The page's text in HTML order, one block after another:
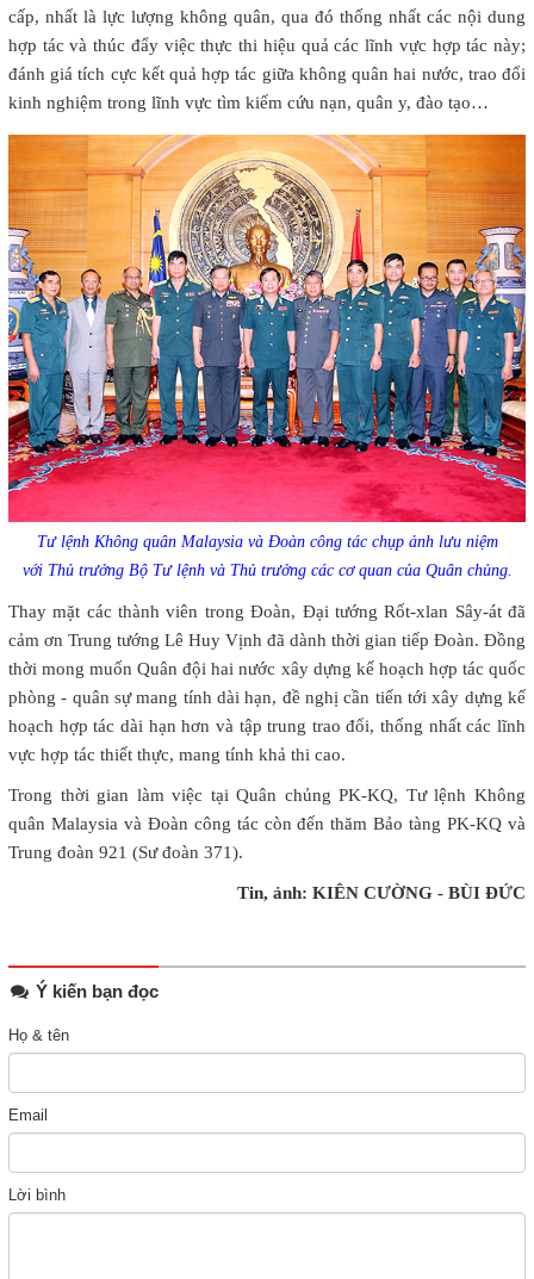
cấp, nhất là lực lượng không quân, qua đó thống nhất các nội dung
hợp tác và thúc đẩy việc thực thi hiệu quả các lĩnh vực hợp tác này;
đánh giá tích cực kết quả hợp tác giữa không quân hai nước, trao đổi
kinh nghiệm trong lĩnh vực tìm kiếm cứu nạn, quân y, đào tạo…
Tư lệnh Không quân Malaysia và Đoàn công tác chụp ảnh lưu niệm
với Thủ trưởng Bộ Tư lệnh và Thủ trưởng các cơ quan của Quân chủng.
Thay mặt các thành viên trong Đoàn, Đại tướng Rốt-xlan Sây-át đã
cảm ơn Trung tướng Lê Huy Vịnh đã dành thời gian tiếp Đoàn. Đồng
thời mong muốn Quân đội hai nước xây dựng kế hoạch hợp tác quốc
phòng - quân sự mang tính dài hạn, đề nghị cần tiến tới xây dựng kế
hoạch hợp tác dài hạn hơn và tập trung trao đổi, thống nhất các lĩnh
vực hợp tác thiết thực, mang tính khả thi cao.
Trong thời gian làm việc tại Quân chủng PK-KQ, Tư lệnh Không
quân Malaysia và Đoàn công tác còn đến thăm Bảo tàng PK-KQ và
Trung đoàn 921 (Sư đoàn 371).
Tin, ảnh: KIÊN CƯỜNG - BÙI ĐỨC
Ý kiến bạn đọc
Họ & tên
Email
Lời bình